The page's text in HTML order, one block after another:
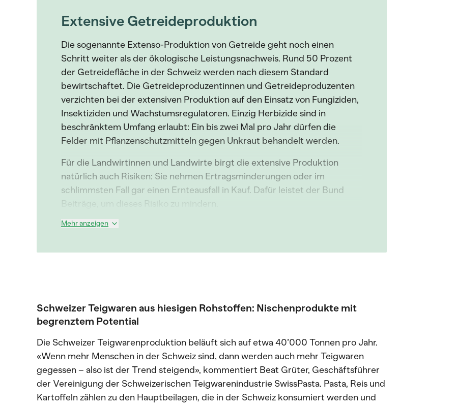
Extensive Getreideproduktion
Die sogenannte Extenso-Produktion von Getreide geht noch einen
Schritt weiter als der ökologische Leistungsnachweis. Rund 50 Prozent
der Getreidefläche in der Schweiz werden nach diesem Standard
bewirtschaftet. Die Getreideproduzentinnen und Getreideproduzenten
verzichten bei der extensiven Produktion auf den Einsatz von Fungiziden,
Insektiziden und Wachstumsregulatoren. Einzig Herbizide sind in
beschränktem Umfang erlaubt: Ein bis zwei Mal pro Jahr dürfen die
Felder mit Pflanzenschutzmitteln gegen Unkraut behandelt werden.
Für die Landwirtinnen und Landwirte birgt die extensive Produktion
natürlich auch Risiken: Sie nehmen Ertragsminderungen oder im
schlimmsten Fall gar einen Ernteausfall in Kauf. Dafür leistet der Bund
Beiträge, um dieses Risiko zu mindern.
Mehr anzeigen
Schweizer Teigwaren aus hiesigen Rohstoffen: Nischenprodukte mit
begrenztem Potential
Die Schweizer Teigwarenproduktion beläuft sich auf etwa 40’000 Tonnen pro Jahr.
«Wenn mehr Menschen in der Schweiz sind, dann werden auch mehr Teigwaren
gegessen – also ist der Trend steigend», kommentiert Beat Grüter, Geschäftsführer
der Vereinigung der Schweizerischen Teigwarenindustrie SwissPasta. Pasta, Reis und
Kartoffeln zählen zu den Hauptbeilagen, die in der Schweiz konsumiert werden und